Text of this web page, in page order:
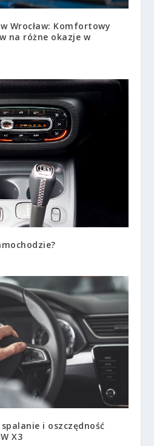
Wrocław: Komfortowy
na różne okazje w
i oszczędność
X3